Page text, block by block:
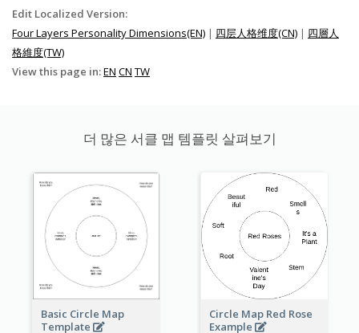
Edit Localized Version:
Four Layers Personality Dimensions(EN) | 四层人格维度(CN) | 四層人
格維度(TW)
View this page in:EN CN TW
더 많은 서클 맵 템플릿 살펴보기
Basic Circle Map
Template
Circle Map Red Rose
Example